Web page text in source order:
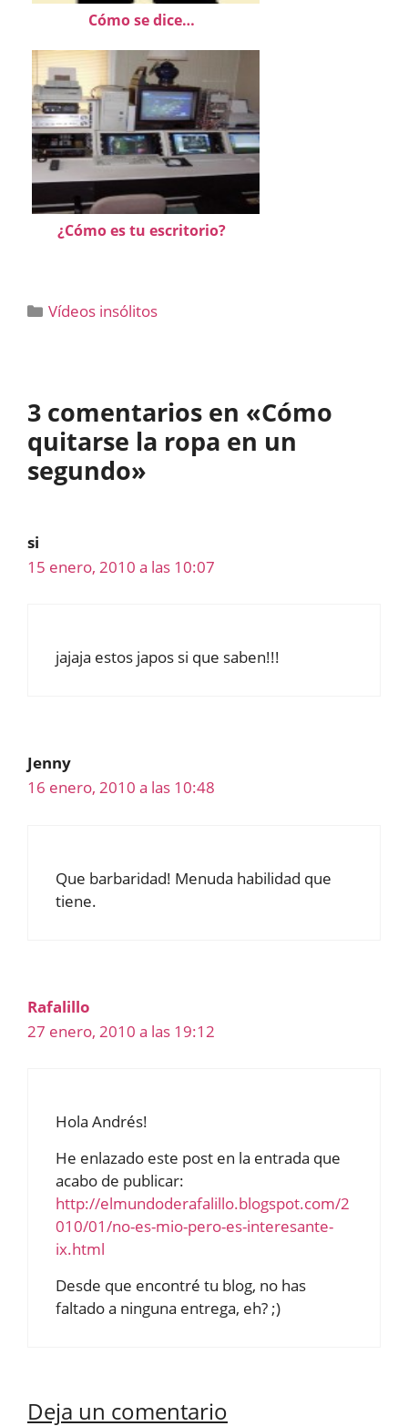
Cómo se dice…
¿Cómo es tu escritorio?
Categorías
Vídeos insólitos
3 comentarios en «Cómo
quitarse la ropa en un
segundo»
si
15 enero, 2010 a las 10:07
jajaja estos japos si que saben!!!
Jenny
16 enero, 2010 a las 10:48
Que barbaridad! Menuda habilidad que
tiene.
Rafalillo
27 enero, 2010 a las 19:12
Hola Andrés!
He enlazado este post en la entrada que
acabo de publicar:
http://elmundoderafalillo.blogspot.com/2
010/01/no-es-mio-pero-es-interesante-
ix.html
Desde que encontré tu blog, no has
faltado a ninguna entrega, eh? ;)
Deja un comentario